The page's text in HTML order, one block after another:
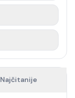
Najčitanije